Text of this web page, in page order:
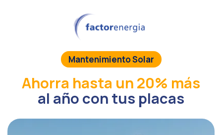
Mantenimiento Solar
Ahorra hasta un 20% más
al año con tus placas